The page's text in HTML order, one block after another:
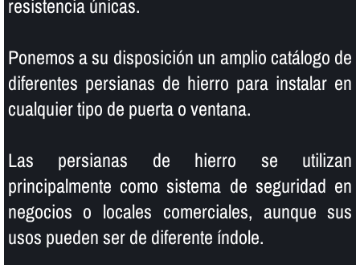
resistencia únicas.
Ponemos a su disposición un amplio catálogo de
diferentes persianas de hierro para instalar en
cualquier tipo de puerta o ventana.
Las persianas de hierro se utilizan
principalmente como sistema de seguridad en
negocios o locales comerciales, aunque sus
usos pueden ser de diferente í­ndole.